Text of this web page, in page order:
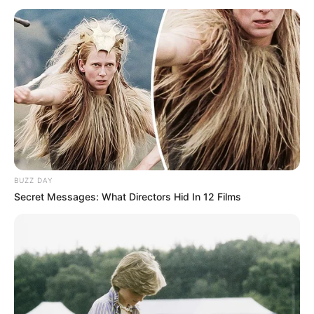
Kinderausflugsziele und Abenteuer in ganz
Deutschland:
BUZZ DAY
Secret Messages: What Directors Hid In 12 Films